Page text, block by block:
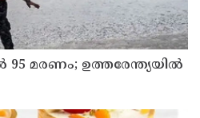
മരണം; ഉത്തരേന്ത്യയില്‍